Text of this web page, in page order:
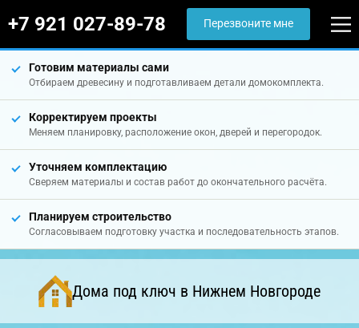
+7 921 027-89-78 Перезвоните мне
Готовим материалы сами
Отбираем древесину и подготавливаем детали домокомплекта.
Корректируем проекты
Меняем планировку, расположение окон, дверей и перегородок.
Уточняем комплектацию
Сверяем материалы и состав работ до окончательного расчёта.
Планируем строительство
Согласовываем подготовку участка и последовательность этапов.
Дома под ключ в Нижнем Новгороде